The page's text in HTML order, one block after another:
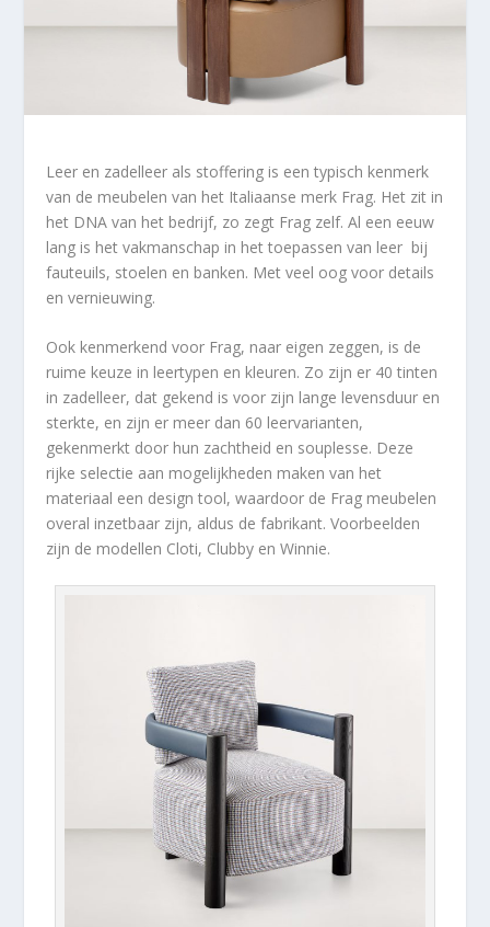
Leer en zadelleer als stoffering is een typisch kenmerk
van de meubelen van het Italiaanse merk Frag. Het zit in
het DNA van het bedrijf, zo zegt Frag zelf. Al een eeuw
lang is het vakmanschap in het toepassen van leer bij
fauteuils, stoelen en banken. Met veel oog voor details
en vernieuwing.
Ook kenmerkend voor Frag, naar eigen zeggen, is de
ruime keuze in leertypen en kleuren. Zo zijn er 40 tinten
in zadelleer, dat gekend is voor zijn lange levensduur en
sterkte, en zijn er meer dan 60 leervarianten,
gekenmerkt door hun zachtheid en souplesse. Deze
rijke selectie aan mogelijkheden maken van het
materiaal een design tool, waardoor de Frag meubelen
overal inzetbaar zijn, aldus de fabrikant. Voorbeelden
zijn de modellen Cloti, Clubby en Winnie.